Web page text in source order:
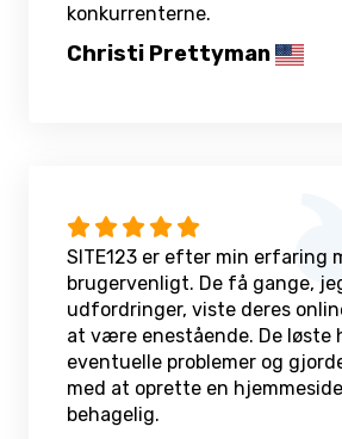
konkurrenterne.
Christi Prettyman
SITE123 er efter min erfaring
brugervenligt. De få gange,
udfordringer, viste deres
at være enestående. De løste
eventuelle problemer og
med at oprette en
behagelig.